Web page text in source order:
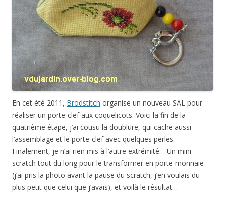
En cet été 2011, Brodstitch organise un nouveau SAL pour
réaliser un porte-clef aux coquelicots. Voici la fin de la
quatrième étape, j’ai cousu la doublure, qui cache aussi
l’assemblage et le porte-clef avec quelques perles.
Finalement, je n’ai rien mis à l’autre extrémité… Un mini
scratch tout du long pour le transformer en porte-monnaie
(j’ai pris la photo avant la pause du scratch, j’en voulais du
plus petit que celui que j’avais), et voilà le résultat…